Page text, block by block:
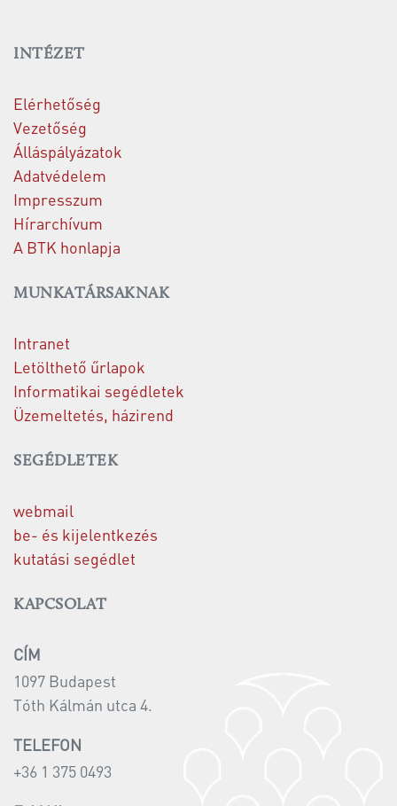
INTÉZET
Elérhetőség
Vezetőség
Álláspályázatok
Adatvédelem
Impresszum
Hírarchívum
A BTK honlapja
MUNKATÁRSAKNAK
Intranet
Letölthető űrlapok
Informatikai segédletek
Üzemeltetés, házirend
SEGÉDLETEK
webmail
be- és kijelentkezés
kutatási segédlet
KAPCSOLAT
CÍM
1097 Budapest
Tóth Kálmán utca 4.
TELEFON
+36 1 375 0493